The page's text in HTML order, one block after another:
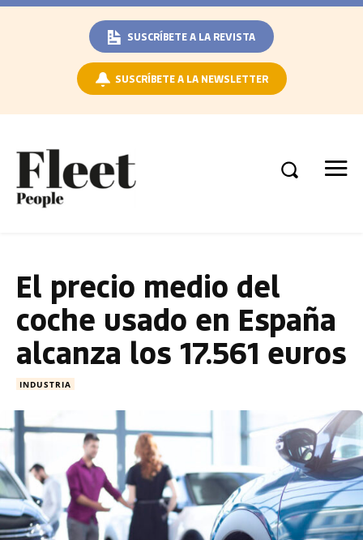
SUSCRÍBETE A LA REVISTA
SUSCRÍBETE A LA NEWSLETTER
El precio medio del
coche usado en España
alcanza los 17.561 euros
INDUSTRIA